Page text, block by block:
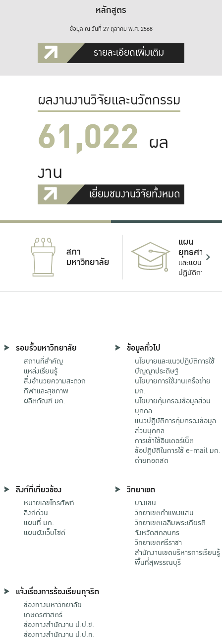
หลักสูตร
ข้อมูล ณ วันที่ 27 ตุลาคม พ.ศ. 2568
รายละเอียดเพิ่มเติม
ผลงานงานวิจัยและนวัตกรรม
61,022 ผล
งาน
เยี่ยมชมงานวิจัยทั้งหมด
สภา
มหาวิทยาลัย
แผน
ยุทธศาสตร์
และแผน
ปฏิบัติการ
รอบรั้วมหาวิทยาลัย
สถานที่สำคัญ
แหล่งเรียนรู้
สิ่งอำนวยความสะดวก
กีฬาและสุขภาพ
ผลิตภัณฑ์ มก.
ข้อมูลทั่วไป
นโยบายและแนวปฏิบัติการใช้
ปัญญาประดิษฐ์
นโยบายการใช้งานเครือข่าย
มก.
นโยบายคุ้มครองข้อมูลส่วน
บุคคล
แนวปฏิบัติการคุ้มครองข้อมูล
ส่วนบุคคล
การเข้าใช้อินเตอร์เน็ต
ข้อปฏิบัติในการใช้ e-mail มก.
ถ่ายทอดสด
ลิงก์ที่เกี่ยวข้อง
หมายเลขโทรศัพท์
ลิงก์ด่วน
แผนที่ มก.
แผนผังเว็บไซต์
วิทยาเขต
บางเขน
วิทยาเขตกําแพงแสน
วิทยาเขตเฉลิมพระเกียรติ
จังหวัดสกลนคร
วิทยาเขตศรีราชา
สำนักงานเขตบริหารการเรียนรู้
พื้นที่สุพรรณบุรี
แจ้งเรื่องการร้องเรียนทุจริต
ช่องทางมหาวิทยาลัย
เกษตรศาสตร์
ช่องทางสำนักงาน ป.ป.ช.
ช่องทางสำนักงาน ป.ป.ท.